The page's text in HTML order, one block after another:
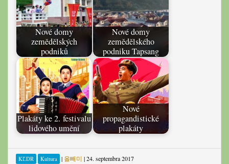
Nové domy
zemědělských
podniků
Nové domy
zemědělského
podniku Tapsang
Plakáty ke 2. festivalu
lidového umění
Nové
propagandistické
plakáty
KĽDR Kultura | 올빼미 |24. septembra 2017